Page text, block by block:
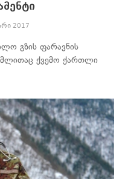
2017
გზის ფარავნის
ქვემო ქართლი